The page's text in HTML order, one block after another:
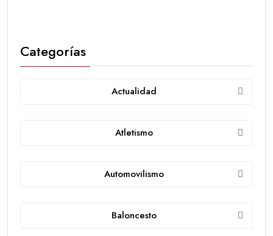
Categorías
Actualidad
Atletismo
Automovilismo
Baloncesto